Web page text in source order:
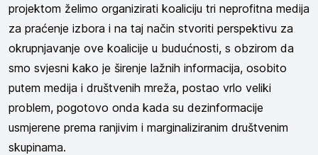
projektom želimo organizirati koaliciju tri neprofitna medija
za praćenje izbora i na taj način stvoriti perspektivu za
okrupnjavanje ove koalicije u budućnosti, s obzirom da
smo svjesni kako je širenje lažnih informacija, osobito
putem medija i društvenih mreža, postao vrlo veliki
problem, pogotovo onda kada su dezinformacije
usmjerene prema ranjivim i marginaliziranim društvenim
skupinama.